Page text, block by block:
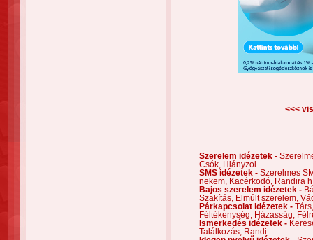
<<<
Szerelem idézetek -
Csók,
Hiányzol
SMS idézetek - Szerelmes
nekem,
Kacérkodó,
Randira
Bajos szerelem idézetek -
Szakítás,
Elmúlt szerelem,
Párkapcsolat idézetek -
Féltékenység,
Házasság,
Ismerkedés idézetek -
Találkozás,
Randi